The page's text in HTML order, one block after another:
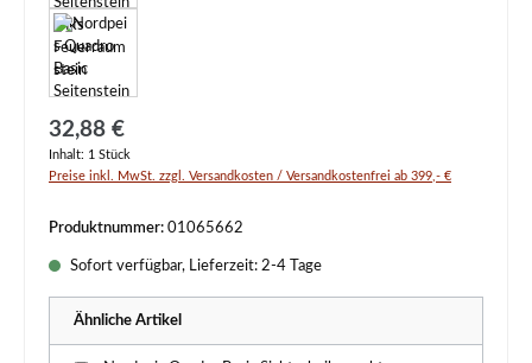
Regulärer Preis:
32,88 €
Inhalt: 1 Stück
Preise inkl. MwSt. zzgl. Versandkosten / Versandkostenfrei ab 399,- €
Produktnummer: 01065662
Sofort verfügbar, Lieferzeit: 2-4 Tage
Ähnliche Artikel